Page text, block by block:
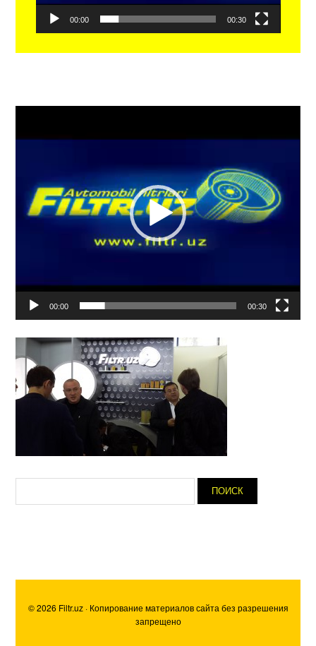
00:00 00:30
00:00 00:30
© 2026 Filtr.uz · Копирование материалов сайта без разрешения
запрещено